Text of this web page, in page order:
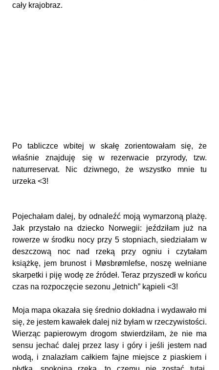
cały krajobraz.
Po tabliczce wbitej w skałę zorientowałam się, że
właśnie znajduję się w rezerwacie przyrody, tzw.
naturreservat. Nic dziwnego, że wszystko mnie tu
urzeka <3!
Pojechałam dalej, by odnaleźć moją wymarzoną plażę.
Jak przystało na dziecko Norwegii: jeździłam już na
rowerze w środku nocy przy 5 stopniach, siedziałam w
deszczową noc nad rzeką przy ogniu i czytałam
książkę, jem brunost i Møsbrømlefse, noszę wełniane
skarpetki i piję wodę ze źródeł. Teraz przyszedł w końcu
czas na rozpoczęcie sezonu „letnich” kąpieli <3!
Moja mapa okazała się średnio dokładna i wydawało mi
się, że jestem kawałek dalej niż byłam w rzeczywistości.
Wierząc papierowym drogom stwierdziłam, że nie ma
sensu jechać dalej przez lasy i góry i jeśli jestem nad
wodą, i znalazłam całkiem fajne miejsce z piaskiem i